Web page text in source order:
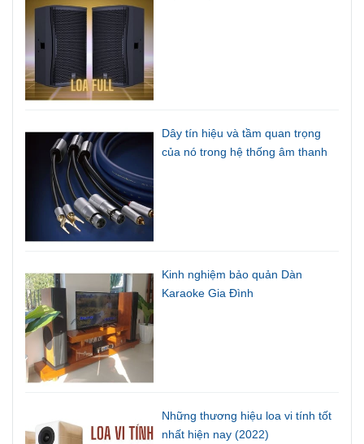
Dây tín hiệu và tầm quan trọng
của nó trong hệ thống âm thanh
Kinh nghiệm bảo quản Dàn
Karaoke Gia Đình
Những thương hiệu loa vi tính tốt
nhất hiện nay (2022)